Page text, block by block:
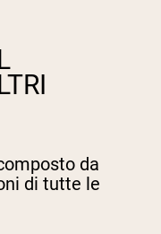
da
di tutte le